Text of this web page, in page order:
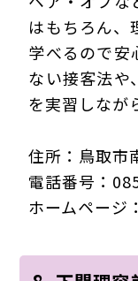
はもちろん、
学べるので安
ない接客法や
を実習しなが
住所：鳥取市
電話番号：
ホームページ：